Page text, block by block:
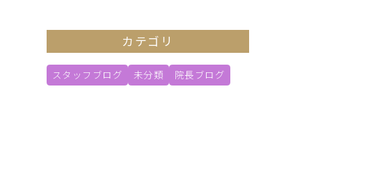
カテゴリ
スタッフブログ 未分類 院長ブログ